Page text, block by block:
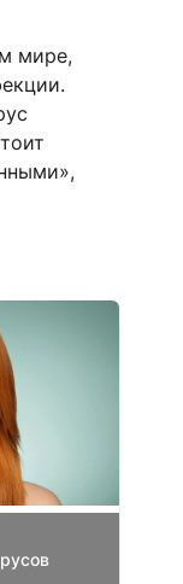
мире,